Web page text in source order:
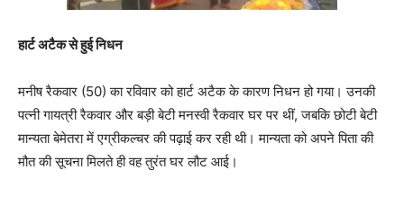
हार्ट अटैक से हुई निधन
मनीष रैकवार (50) का रविवार को हार्ट अटैक के कारण निधन हो गया। उनकी
पत्नी गायत्री रैकवार और बड़ी बेटी मनस्वी रैकवार घर पर थीं, जबकि छोटी बेटी
मान्यता बेमेतरा में एग्रीकल्चर की पढ़ाई कर रही थी। मान्यता को अपने पिता की
मौत की सूचना मिलते ही वह तुरंत घर लौट आई।